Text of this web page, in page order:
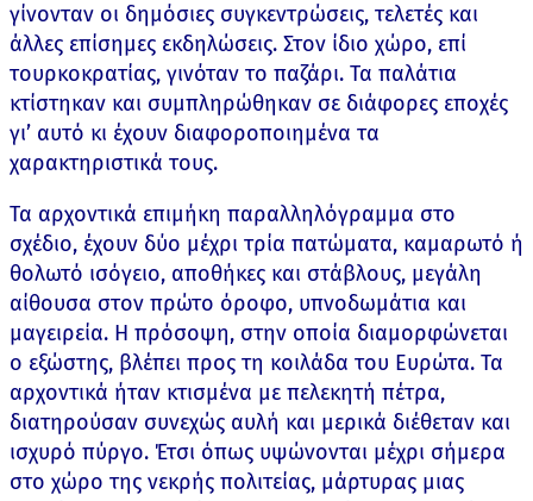
γίνονταν οι δημόσιες συγκεντρώσεις, τελετές και
άλλες επίσημες εκδηλώσεις. Στον ίδιο χώρο, επί
τουρκοκρατίας, γινόταν το παζάρι. Τα παλάτια
κτίστηκαν και συμπληρώθηκαν σε διάφορες εποχές
γι’ αυτό κι έχουν διαφοροποιημένα τα
χαρακτηριστικά τους.
Τα αρχοντικά επιμήκη παραλληλόγραμμα στο
σχέδιο, έχουν δύο μέχρι τρία πατώματα, καμαρωτό ή
θολωτό ισόγειο, αποθήκες και στάβλους, μεγάλη
αίθουσα στον πρώτο όροφο, υπνοδωμάτια και
μαγειρεία. Η πρόσοψη, στην οποία διαμορφώνεται
ο εξώστης, βλέπει προς τη κοιλάδα του Ευρώτα. Τα
αρχοντικά ήταν κτισμένα με πελεκητή πέτρα,
διατηρούσαν συνεχώς αυλή και μερικά διέθεταν και
ισχυρό πύργο. Έτσι όπως υψώνονται μέχρι σήμερα
στο χώρο της νεκρής πολιτείας, μάρτυρας μιας